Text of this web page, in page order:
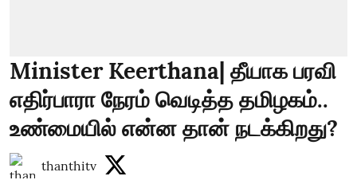
Minister Keerthana| தீயாக பரவி
எதிர்பாரா நேரம் வெடித்த தமிழகம்..
உண்மையில் என்ன தான் நடக்கிறது?
thanthitv